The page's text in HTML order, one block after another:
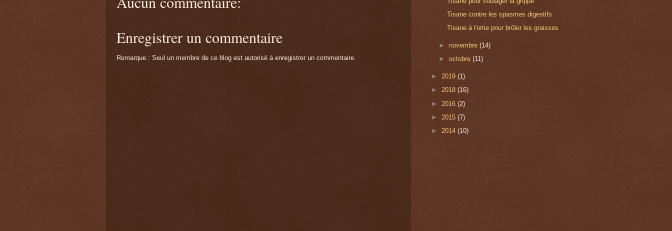
Enregistrer un commentaire
Remarque : Seul un membre de ce blog est autorisé à enregistrer un commentaire.
Tisane contre les spasmes digestifs
Tisane à l'ortie pour brûler les graisses
► novembre(14)
►octobre(11)
► 2019 (1)
► 2018 (16)
► 2016 (2)
► 2015 (7)
► 2014 (10)